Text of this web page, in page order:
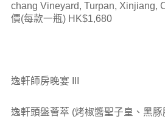
chang Vineyard, Turpan, Xinjiang,
價(每款一瓶) HK$1,680
逸軒師房晚宴 III
逸軒頭盤薈萃 (烤椒醬聖子皇、黑